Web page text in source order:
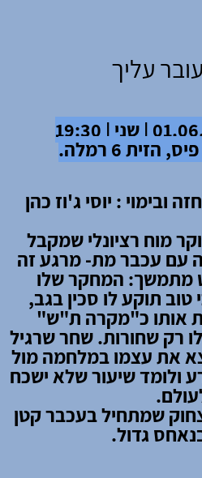
עליך
6 רמלה.
ובימוי : יוסי ג'וז כהן
מוח רציונלי שמקבל
עם עכבר מת- מרגע זה
מתמשך: המחקר שלו
תוקע לו סכין בגב,
אותו כ"מקרה ת"ש"
רק שחורות. שחר שרגיל
את עצמו במלחמה מול
ולומד שיעור שלא ישכח
שמתחיל בעכבר קטן
גדול.